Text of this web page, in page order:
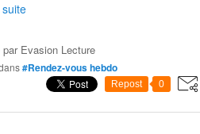
par Evasion Lecture
#Rendez-vous hebdo
Repost 0